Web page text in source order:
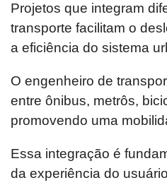
Projetos que integram
transporte facilitam o
a eficiência do sistema
O engenheiro de
entre ônibus, metrôs,
promovendo uma
Essa integração é
da experiência do